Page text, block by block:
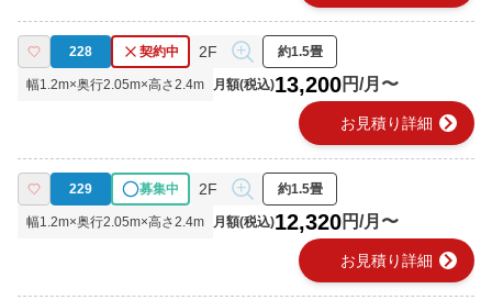
228 契約中 2F 約1.5畳
幅1.2m×奥行2.05m×高さ2.4m 月額(税込)13,200円/月〜
お見積り詳細 chevron_right
229 募集中 2F 約1.5畳
幅1.2m×奥行2.05m×高さ2.4m 月額(税込)12,320円/月〜
お見積り詳細 chevron_right